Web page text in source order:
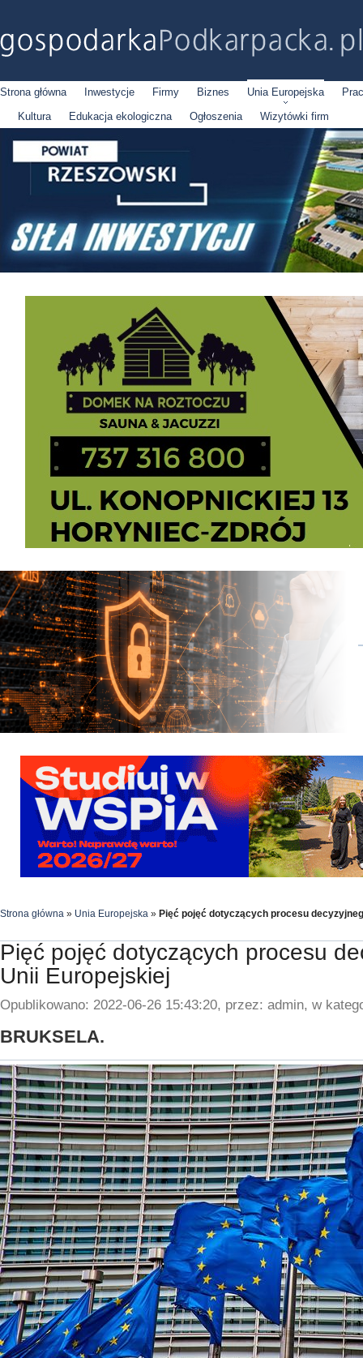
Strona główna Inwestycje Firmy Biznes Unia Europejska
Kultura
Edukacja ekologiczna Ogłoszenia Wizytówki firm
Strona główna » Unia Europejska » Pięć pojęć dotyczących procesu
Pięć pojęć dotyczących procesu
Unii Europejskiej
Opublikowano: 2022-06-26 15:43:20, przez: admin, w
BRUKSELA.